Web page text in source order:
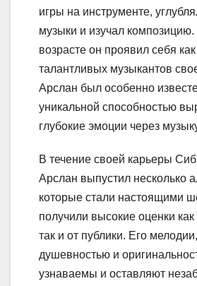
игры на инструменте,
музыки и изучал
возрасте он проявил себя
талантливых музыкантов
Арслан был особенно
уникальной способностью
глубокие эмоции через
В течение своей карьеры
Арслан выпустил несколько
которые стали настоящими
получили высокие оценки как
так и от публики. Его
душевностью и
узнаваемы и оставляют